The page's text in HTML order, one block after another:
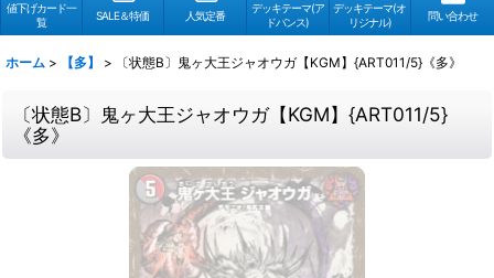
値下げカード一
覧
SALE＆特価 人気定番
デッキテーマ(ア
ドバンス)
デッキテーマ(オ
リジナル)
問い合わせ
ホーム > 【多】 > 〔状態B〕鬼ヶ大王ジャオウガ【KGM】{ART011/5}《多》
〔状態B〕鬼ヶ大王ジャオウガ【KGM】{ART011/5}
《多》